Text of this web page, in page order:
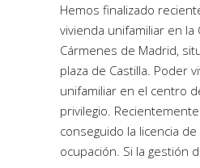
Hemos finalizado
vivienda unifamiliar en la
Cármenes de Madrid,
plaza de Castilla. Poder
unifamiliar en el centro
privilegio.
conseguido la licencia
ocupación. Si la gestión